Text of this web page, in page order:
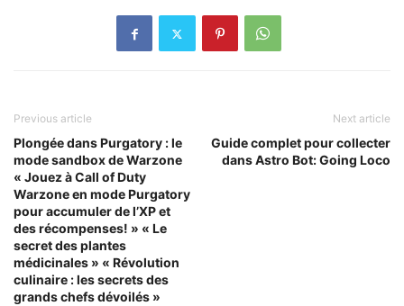
Previous article
Plongée dans Purgatory : le
mode sandbox de Warzone
« Jouez à Call of Duty
Warzone en mode Purgatory
pour accumuler de l’XP et
des récompenses! » « Le
secret des plantes
médicinales » « Révolution
culinaire : les secrets des
grands chefs dévoilés »
Next article
Guide complet pour collecter
dans Astro Bot: Going Loco